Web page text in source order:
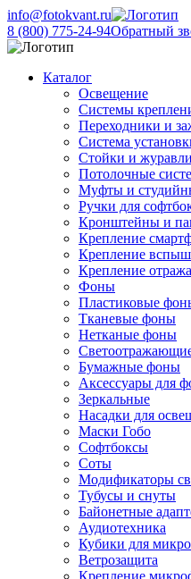
info@fotokvant.ru
8 (800) 775-24-94Обратный
Каталог
Освещение
Системы
Переходники и
Система
Стойки и журавли
Потолочные
Муфты и
Ручки для
Кронштейны и
Крепление
Крепление
Крепление
Фоны
Пластиковые
Тканевые фоны
Нетканые фоны
Бумажные фоны
Аксессуары для
Зеркальные
Насадки для
Маски Гобо
Софтбоксы
Соты
Модификаторы
Тубусы и снуты
Байонетные
Аудиотехника
Кубики для
Ветрозащита
Крепление